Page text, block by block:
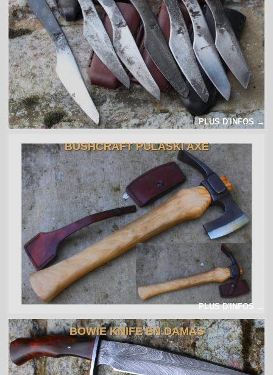
PLUS D'INFOS →
BUSHCRAFT PULASKI AXE
PLUS D'INFOS →
BOWIE KNIFE EN DAMAS